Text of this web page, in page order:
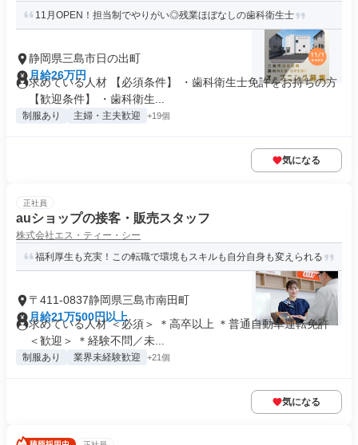
11月OPEN！担当制でやりがい◎残業ほぼなしの歯科衛生士
静岡県三島市日の出町
月給26万円
求めている人材 【必須条件】 ・歯科衛生士免許をお持ちの方
【歓迎条件】 ・歯科衛生...
制服あり 主婦・主夫歓迎 +19個
気になる
正社員
auショップの接客・販売スタッフ
株式会社エス・ティー・シー
福利厚生も充実！この転職で環境もスキルも自分自身も変えられる
〒411-0837静岡県三島市南田町
月給21万500円以上
求めている人材 ＜必須＞ ＊高卒以上 ＊普通自動車運転免許
＜歓迎＞ ＊経験不問／未...
制服あり 業界未経験歓迎 +21個
気になる